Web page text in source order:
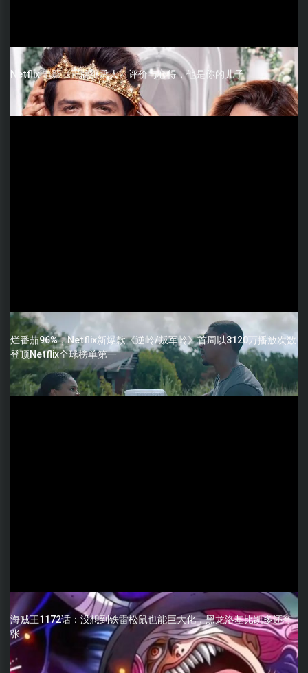
Netflix 电影《正牌继承人》评价与心得，他是你的儿子
烂番茄96%，Netflix新爆款《逆岭/叛军岭》首周以3120万播放次数
登顶Netflix全球榜单第一
海贼王1172话：没想到铁雷松鼠也能巨大化，黑龙洛基比凯多还夸
张